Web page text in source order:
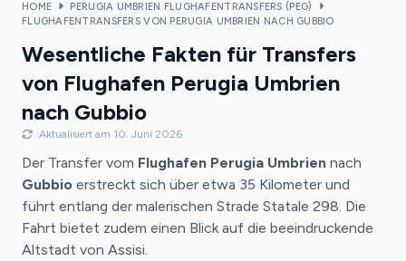
HOME
PERUGIA UMBRIEN FLUGHAFENTRANSFERS (PEG)
FLUGHAFENTRANSFERS VON PERUGIA UMBRIEN NACH GUBBIO
Wesentliche Fakten für Transfers
von Flughafen Perugia Umbrien
nach Gubbio
Aktualisiert am 10. Juni 2026
Der Transfer vom Flughafen Perugia Umbrien nach
Gubbio erstreckt sich über etwa 35 Kilometer und
führt entlang der malerischen Strade Statale 298. Die
Fahrt bietet zudem einen Blick auf die beeindruckende
Altstadt von Assisi.